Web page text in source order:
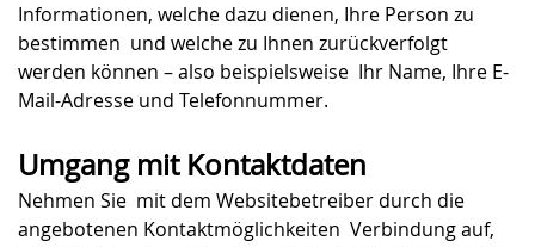
Informationen, welche dazu dienen, Ihre Person zu
bestimmen und welche zu Ihnen zurückverfolgt
werden können – also beispielsweise Ihr Name, Ihre E-
Mail-Adresse und Telefonnummer.
Umgang mit Kontaktdaten
Nehmen Sie mit dem Websitebetreiber durch die
angebotenen Kontaktmöglichkeiten Verbindung auf,